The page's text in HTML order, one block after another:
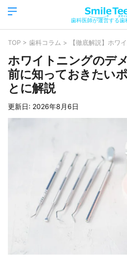
歯科医師が運営する歯
TOP > 歯科コラム > 【徹底解説】ホワ
ホワイトニングのデ
前に知っておきたい
とに解説
更新日: 2026年8月6日